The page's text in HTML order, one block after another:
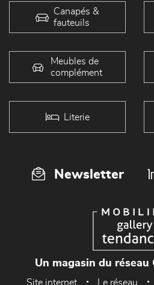
Canapés &
fauteuils
Meubles de
complément
Literie
Newsletter
Un magasin du réseau
Site internet Le réseau